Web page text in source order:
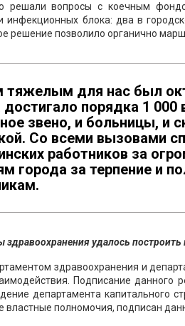
решали вопросы с коечным
инфекционных блока: два в
решение позволило органично
для нас был
достигало порядка 1
звено, и больницы, и
Со всеми вызовами
работников за
города за терпение и
здравоохранения удалось
здравоохранения и
Подписание данного
департамента капитального
властные полномочия, подписан